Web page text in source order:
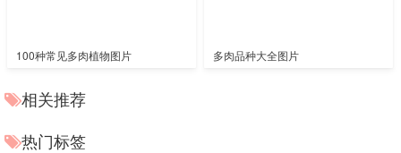
100种常见多肉植物图片 多肉品种大全图片
相关推荐
热门标签